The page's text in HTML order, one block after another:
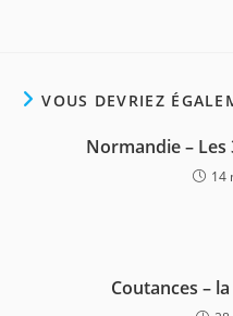
VOUS DEVRIEZ
Normandie – Les
14
Coutances –